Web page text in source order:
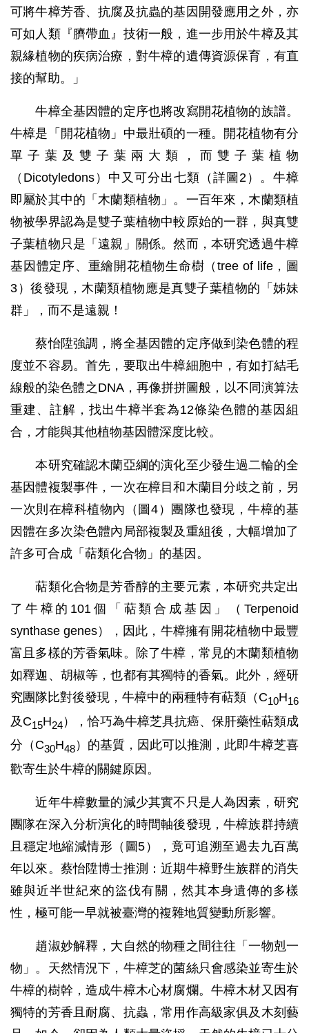
可將牛樟芳香、抗腐及抗蟲的基因開發應用之外，亦
可如人類『臍帶血』技術一般，進一步用於牛樟及其
親緣植物的疾病治療，對牛樟的遺傳資源保育，有直
接的幫助。」
牛樟全基因體的定序也將改寫開花植物的族譜。
牛樟是「開花植物」中最壯碩的一種。開花植物有分
單子葉及雙子葉兩大類，而雙子葉植物
（Dicotyledons）中又可分出七類（詳圖2）。牛樟
即屬於其中的「木蘭類植物」。一百年來，木蘭類植
物被學界認為是雙子葉植物中較原始的一群，與真雙
子葉植物只是「遠親」關係。然而，本研究透過牛樟
基因體定序、重繪開花植物生命樹（tree of life，圖
3）後發現，木蘭類植物應是真雙子葉植物的「姊妹
群」，而不是遠親！
蔡怡陞強調，將全基因體的定序做到染色體的程
度並不容易。首先，要取出牛樟細胞中，有如打結毛
線般的染色體之DNA，再像拼拼圖般，以不同演算法
重建、註解，找出牛樟半套為12條染色體的基因組
合，才能與其他植物基因體深度比較。
本研究確認木蘭亞綱的演化至少發生過二輪的全
基因體複製事件，一次在樟目和木蘭目分歧之前，另
一次則在樟科植物內（圖4）團隊也發現，牛樟的基
因體在多次染色體內局部複製及重組後，大幅增加了
許多可合成「萜類化合物」的基因。
萜類化合物是芳香醇的主要元素，本研究共定出
了牛樟的101個「萜類合成基因」（Terpenoid
synthase genes），因此，牛樟擁有開花植物中最豐
富且多樣的芳香氣味。除了牛樟，常見的木蘭類植物
如釋迦、胡椒等，也都有其獨特的香氣。此外，經研
究團隊比對後發現，牛樟中的兩種特有萜類（C10H16
及C15H24），恰巧為牛樟芝具抗癌、保肝藥性萜類成
分（C30H48）的基質，因此可以推測，此即牛樟芝喜
歡寄生於牛樟的關鍵原因。
近年牛樟數量的減少其實不只是人為因素，研究
團隊在深入分析演化的時間軸後發現，牛樟族群持續
且穩定地縮減情形（圖5），竟可追溯至過去九百萬
年以來。蔡怡陞博士推測：近期牛樟野生族群的消失
雖與近半世紀來的盜伐有關，然其本身遺傳的多樣
性，極可能一早就被臺灣的複雜地質變動所影響。
趙淑妙解釋，大自然的物種之間往往「一物剋一
物」。天然情況下，牛樟芝的菌絲只會感染並寄生於
牛樟的樹幹，造成牛樟木心材腐爛。牛樟木材又因有
獨特的芳香且耐腐、抗蟲，常用作高級家俱及木刻藝